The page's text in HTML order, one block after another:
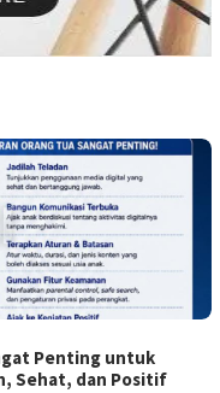
Penting untuk
Sehat, dan Positif